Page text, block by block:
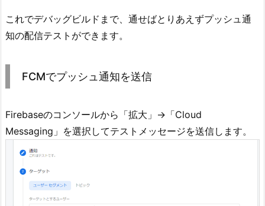
これでデバッグビルドまで、通せばとりあえずプッシュ通
知の配信テストができます。
FCMでプッシュ通知を送信
Firebaseのコンソールから「拡大」→「Cloud
Messaging」を選択してテストメッセージを送信します。